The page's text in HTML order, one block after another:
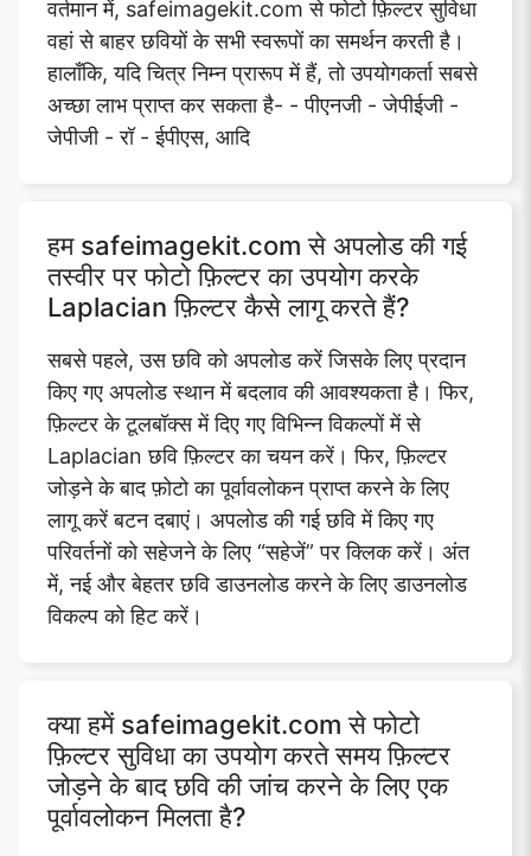
वर्तमान में, safeimagekit.com से फोटो फ़िल्टर सुविधा
वहां से बाहर छवियों के सभी स्वरूपों का समर्थन करती है।
हालाँकि, यदि चित्र निम्न प्रारूप में हैं, तो उपयोगकर्ता सबसे
अच्छा लाभ प्राप्त कर सकता है- - पीएनजी - जेपीईजी -
जेपीजी - रॉ - ईपीएस, आदि
हम safeimagekit.com से अपलोड की गई
तस्वीर पर फोटो फ़िल्टर का उपयोग करके
Laplacian फ़िल्टर कैसे लागू करते हैं?
सबसे पहले, उस छवि को अपलोड करें जिसके लिए प्रदान
किए गए अपलोड स्थान में बदलाव की आवश्यकता है। फिर,
फ़िल्टर के टूलबॉक्स में दिए गए विभिन्न विकल्पों में से
Laplacian छवि फ़िल्टर का चयन करें। फिर, फ़िल्टर
जोड़ने के बाद फ़ोटो का पूर्वावलोकन प्राप्त करने के लिए
लागू करें बटन दबाएं। अपलोड की गई छवि में किए गए
परिवर्तनों को सहेजने के लिए “सहेजें” पर क्लिक करें। अंत
में, नई और बेहतर छवि डाउनलोड करने के लिए डाउनलोड
विकल्प को हिट करें।
क्या हमें safeimagekit.com से फोटो
फ़िल्टर सुविधा का उपयोग करते समय फ़िल्टर
जोड़ने के बाद छवि की जांच करने के लिए एक
पूर्वावलोकन मिलता है?